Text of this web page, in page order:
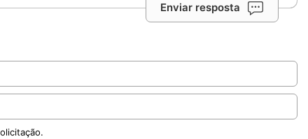
Enviar resposta